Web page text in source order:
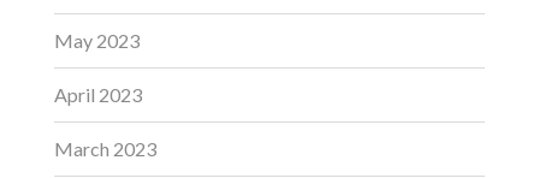
May 2023
April 2023
March 2023